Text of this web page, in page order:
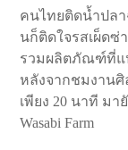
คนไทยติดน้ำปล
นก็ติดใจรสเผ็ดซ่
รวมผลิตภัณฑ์ที่แ
หลังจากชมงานศิ
เพียง 20 นาที มา
Wasabi Farm